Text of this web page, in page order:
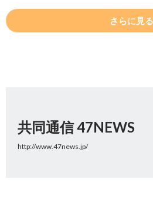
さらに見る
共同通信 47NEWS
http://www.47news.jp/